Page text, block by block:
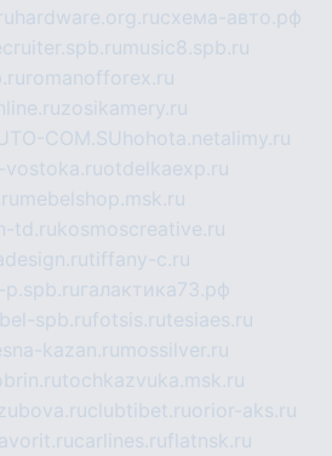
hardware.org.ruсхема-авто.рф
music8.spb.ru
romanofforex.ru
zosikamery.ru
COM.SU hohota.net alimy.ru
otdelkaexp.ru
mebelshop.msk.ru
td.rukosmoscreative.ru
tiffany-c.ru
p.spb.ru галактика73.рф
spb.rufotsis.rutesiaes.ru
kazan.ru mossilver.ru
tochkazvuka.msk.ru
clubtibet.ruorior-aks.ru
carlines.ruflatnsk.ru